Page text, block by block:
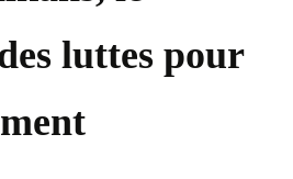
luttes pour